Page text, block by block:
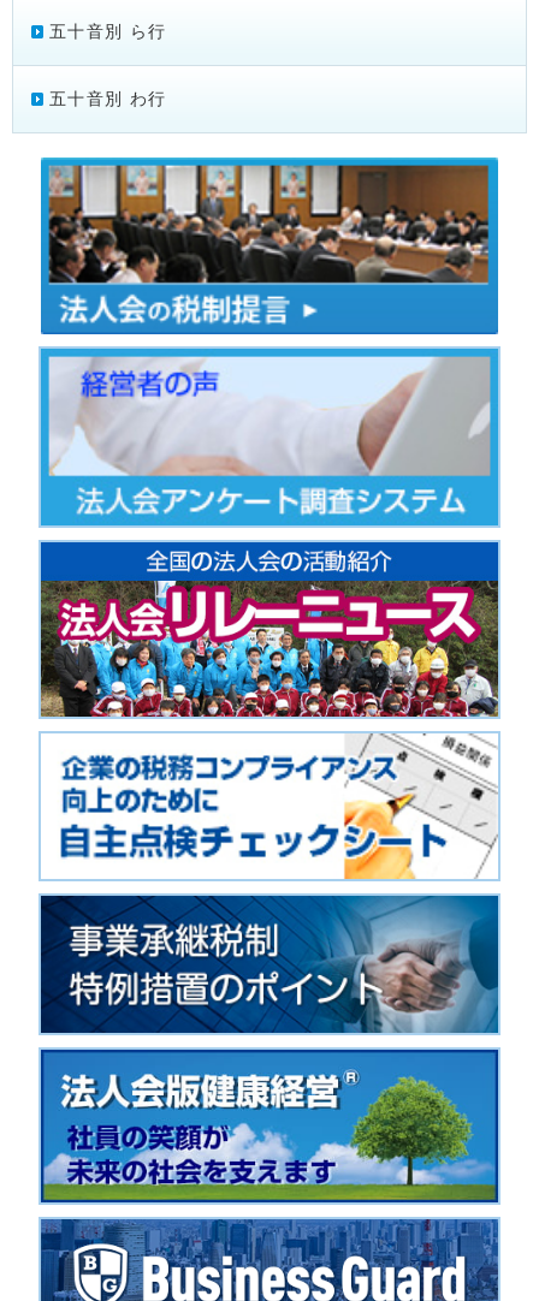
五十音別 ら行
五十音別 わ行